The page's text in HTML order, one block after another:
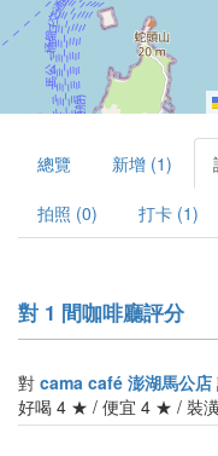
總覽 新增 (1)
拍照 (0) 打卡 (1)
對 1 間咖啡廳評分
對 cama café 澎湖馬公店
好喝 4 ★ / 便宜 4 ★ / 裝